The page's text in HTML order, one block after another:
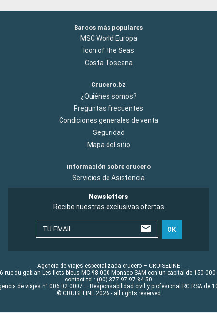
Barcos más populares
MSC World Europa
Icon of the Seas
Costa Toscana
Crucero.bz
¿Quiénes somos?
Preguntas frecuentes
Condiciones generales de venta
Seguridad
Mapa del sitio
Información sobre crucero
Servicios de Asistencia
Newsletters
Recibe nuestras exclusivas ofertas
TU EMAIL OK
Agencia de viajes especializada crucero – CRUISELINE
rue du gabian Les flots bleus MC 98 000 Monaco SAM con un capital de 150 000
contact tel : (00) 377 97 97 84 50
de viajes n° 006 02 0007 – Responsabilidad civil y profesional RC RSA de
© CRUISELINE 2026 - all rights reserved